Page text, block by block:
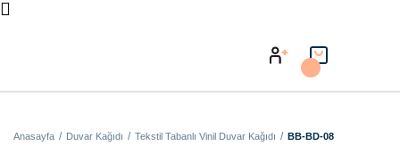
Anasayfa Duvar Kağıdı Tekstil Tabanlı Vinil Duvar Kağıdı BB-BD-08